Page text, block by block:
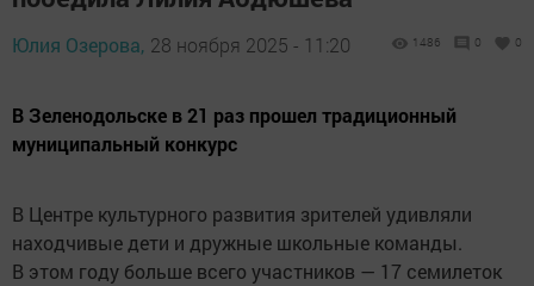
Юлия Озерова, 28 ноября 2025 - 11:20 1486 0 0
В Зеленодольске в 21 раз прошел традиционный
муниципальный конкурс
В Центре культурного развития зрителей удивляли
находчивые дети и дружные школьные команды.
В этом году больше всего участников — 17 семилеток